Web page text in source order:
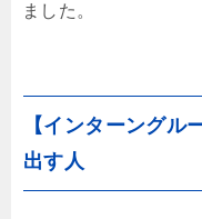
ました。
【インターングル
出す人